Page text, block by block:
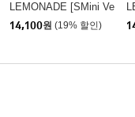
LEMONADE [SMini Ve
r.](스마트앨범) [4종 중
1종 랜덤발송]
14,100원 (19% 할인)
r.]